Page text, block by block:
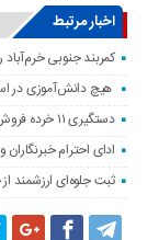
اخبار مرتبط
کمربند جنوبی
هیچ دانش‌آموزی در
دستگیری ۱۱ خرده فروش انواع مواد مخدر در خرم آباد
ادای احترام
ثبت جلوه‌ای ارزشمند